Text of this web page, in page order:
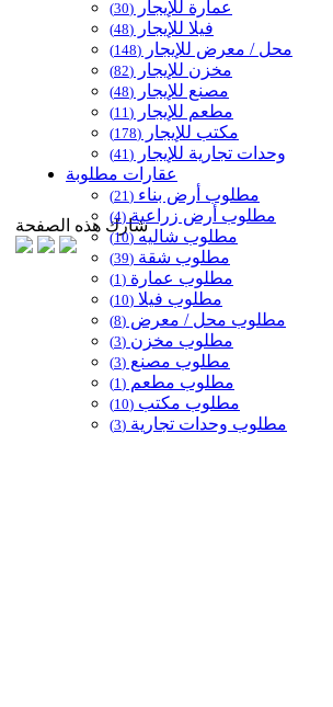
عمارة للإيجار (30)
فيلا للإيجار (48)
محل / معرض للإيجار (148)
مخزن للإيجار (82)
مصنع للإيجار (48)
مطعم للإيجار (11)
مكتب للإيجار (178)
وحدات تجارية للإيجار (41)
عقارات مطلوبة
مطلوب أرض بناء (21)
مطلوب أرض زراعية (4)
مطلوب شاليه(10)
مطلوب شقة (39)
مطلوب عمارة (1)
مطلوب فيلا (10)
مطلوب محل / معرض (8)
مطلوب مخزن (3)
مطلوب مصنع (3)
مطلوب مطعم (1)
مطلوب مكتب (10)
مطلوب وحدات تجارية (3)
شارك هذه الصفحة